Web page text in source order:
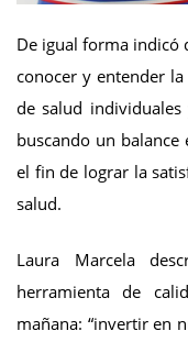
De igual forma indicó
conocer y entender
de salud individuales
buscando un balance
el fin de lograr la
salud.
Laura Marcela
herramienta de
mañana: “invertir en